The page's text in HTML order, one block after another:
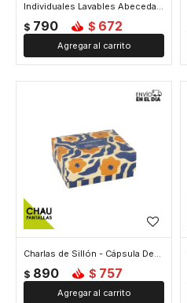
Individuales Lavables Abecedario + Frutas y Verduras
$ 790 $ 672
Charlas de Sillón - Cápsula Deco
$ 890 $ 757